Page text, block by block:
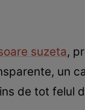
suzeta,
un
de tot felul